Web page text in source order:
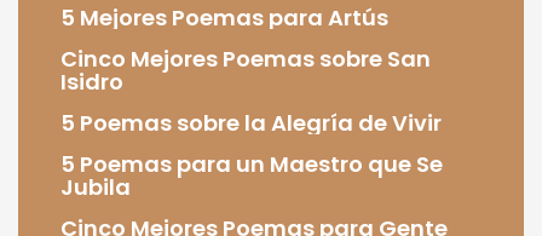
5 Mejores Poemas para Artús
Cinco Mejores Poemas sobre San
Isidro
5 Poemas sobre la Alegría de Vivir
5 Poemas para un Maestro que Se
Jubila
Cinco Mejores Poemas para Gente